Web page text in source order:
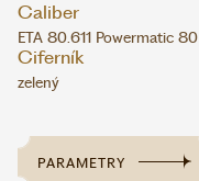
Caliber
ETA 80.611 Powermatic 80
Ciferník
zelený
PARAMETRY